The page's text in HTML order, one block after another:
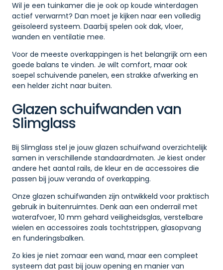
Wil je een tuinkamer die je ook op koude winterdagen
actief verwarmt? Dan moet je kijken naar een volledig
geïsoleerd systeem. Daarbij spelen ook dak, vloer,
wanden en ventilatie mee.
Voor de meeste overkappingen is het belangrijk om een
goede balans te vinden. Je wilt comfort, maar ook
soepel schuivende panelen, een strakke afwerking en
een helder zicht naar buiten.
Glazen schuifwanden van
Slimglass
Bij Slimglass stel je jouw glazen schuifwand overzichtelijk
samen in verschillende standaardmaten. Je kiest onder
andere het aantal rails, de kleur en de accessoires die
passen bij jouw veranda of overkapping.
Onze glazen schuifwanden zijn ontwikkeld voor praktisch
gebruik in buitenruimtes. Denk aan een onderrail met
waterafvoer, 10 mm gehard veiligheidsglas, verstelbare
wielen en accessoires zoals tochtstrippen, glasopvang
en funderingsbalken.
Zo kies je niet zomaar een wand, maar een compleet
systeem dat past bij jouw opening en manier van